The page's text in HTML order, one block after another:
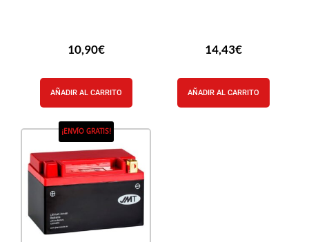
10,90€
AÑADIR AL CARRITO
14,43€
AÑADIR AL CARRITO
¡ENVÍO GRATIS!